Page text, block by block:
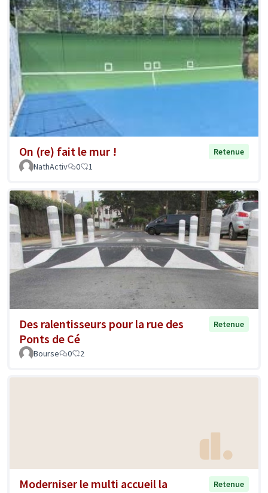
On (re) fait le mur !
Retenue
NathActiv
0 1
Des ralentisseurs pour la rue des
Ponts de Cé
Retenue
Bourse 0 2
Moderniser le multi accueil la
Retenue